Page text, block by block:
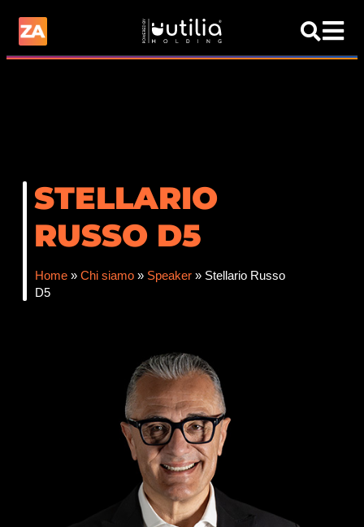
STELLARIO
RUSSO D5
Home » Chi siamo » Speaker » Stellario Russo
D5